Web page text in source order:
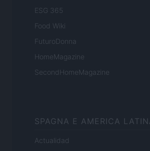
ESG 365
Food Wiki
FuturoDonna
HomeMagazine
SecondHomeMagazine
SPAGNA E AMERICA
Actualidad